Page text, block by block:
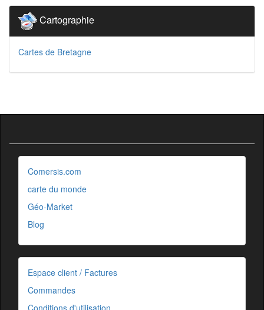
Cartographie
Cartes de Bretagne
Comersis.com
carte du monde
Géo-Market
Blog
Espace client / Factures
Commandes
Conditions d'utilisation